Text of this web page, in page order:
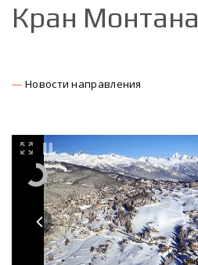
Кран Монтана
Новости направления